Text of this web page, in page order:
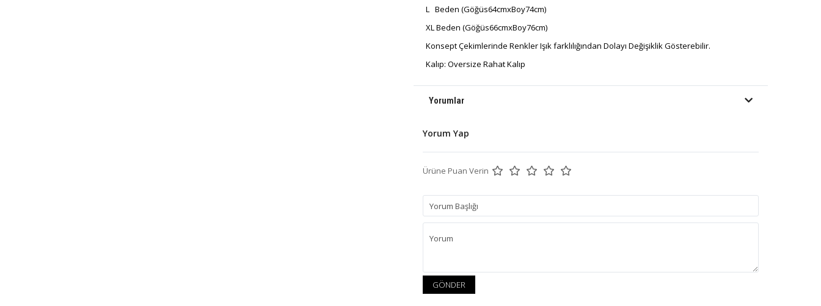
L Beden (Göğüs64cmxBoy74cm)
XL Beden (Göğüs66cmxBoy76cm)
Konsept Çekimlerinde Renkler Işık farklılığından Dolayı Değişiklik Gösterebilir.
Kalıp: Oversize Rahat Kalıp
Yorumlar
Yorum Yap
Ürüne Puan Verin
GÖNDER